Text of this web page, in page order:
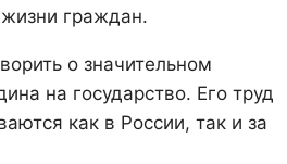
граждан.
о значительном
на государство. Его труд
как в России, так и за